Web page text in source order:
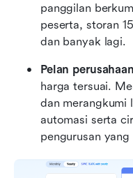
panggilan
peserta, storan
dan banyak lagi.
Pelan
harga tersuai.
dan merangkumi
automasi serta
pengurusan